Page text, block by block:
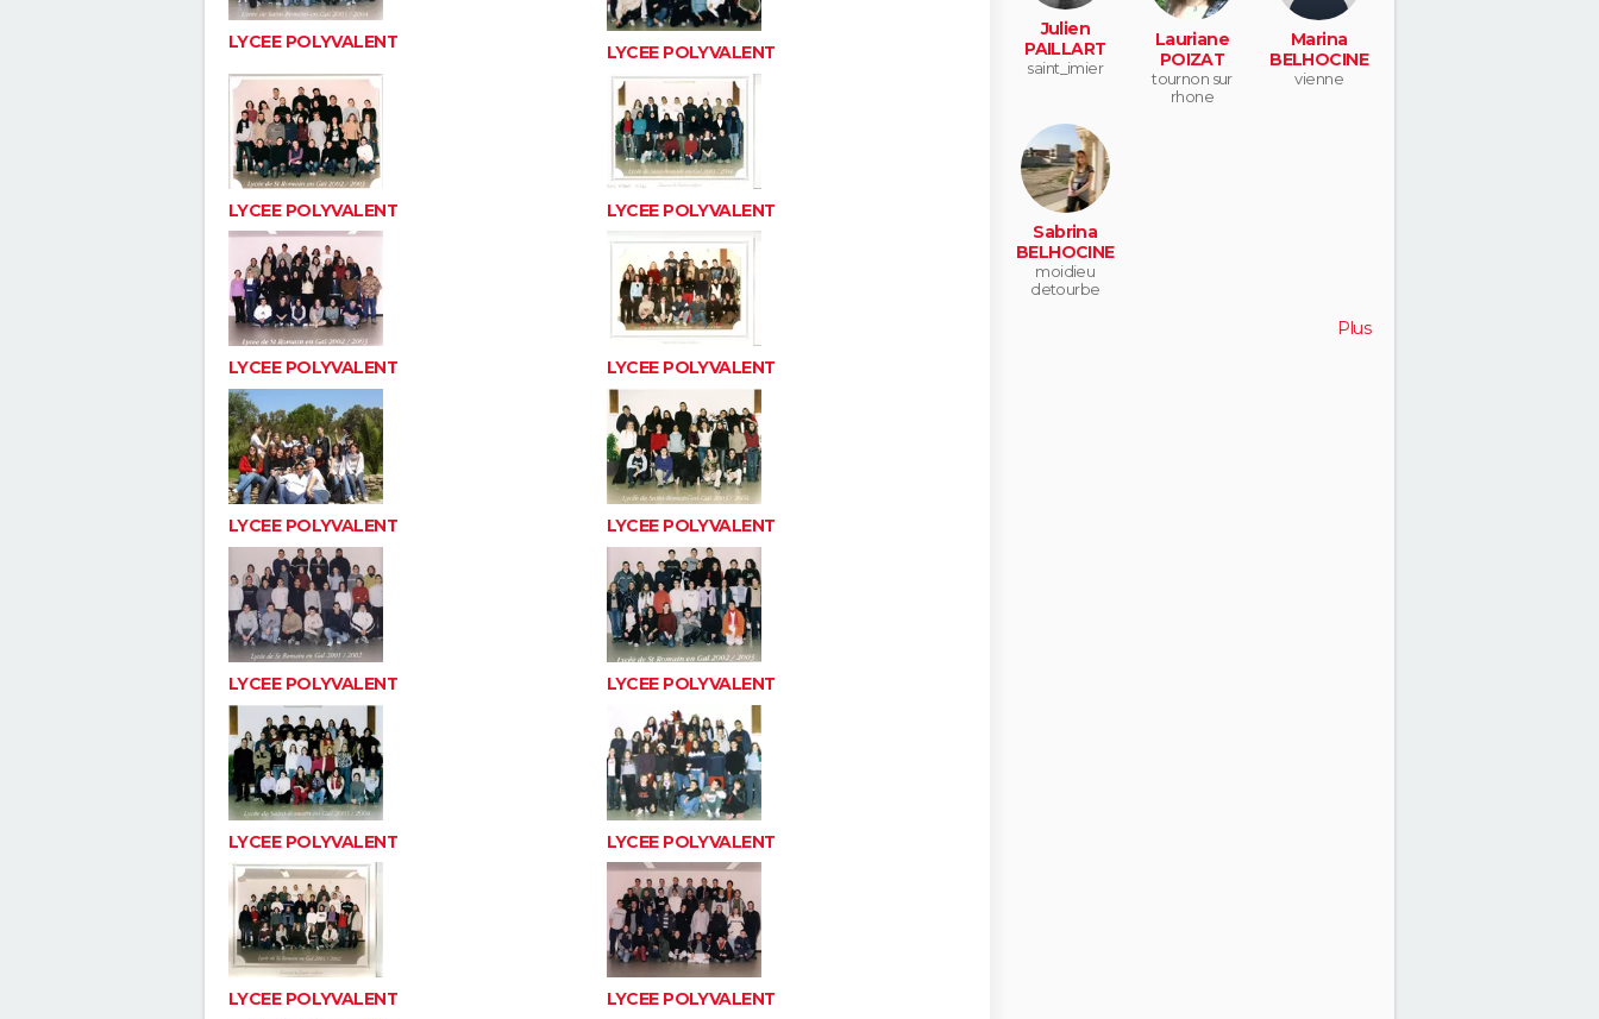
LYCEE POLYVALENT LYCEE POLYVALENT
LYCEE POLYVALENT LYCEE POLYVALENT
LYCEE POLYVALENT LYCEE POLYVALENT
LYCEE POLYVALENT LYCEE POLYVALENT
LYCEE POLYVALENT LYCEE POLYVALENT
LYCEE POLYVALENT LYCEE POLYVALENT
LYCEE POLYVALENT LYCEE POLYVALENT
Julien
PAILLART
saint_imier
Lauriane
POIZAT
tournon sur
rhone
Marina
BELHOCINE
vienne
Sabrina
BELHOCINE
moidieu
detourbe
Plus